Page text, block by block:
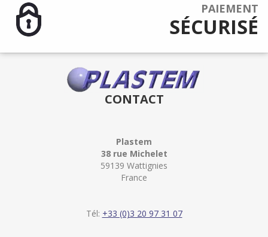
PAIEMENT
SÉCURISÉ
CONTACT
Plastem
38 rue Michelet
59139 Wattignies
France
Tél: +33 (0)3 20 97 31 07